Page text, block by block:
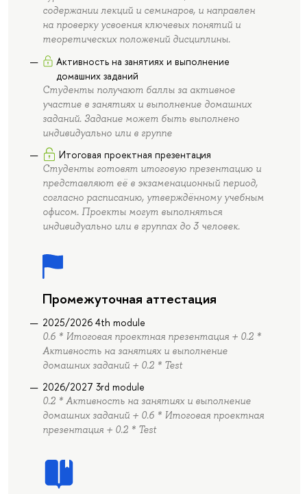
содержании лекций и семинаров, и направлен
на проверку усвоения ключевых понятий и
теоретических положений дисциплины.
Активность на занятиях и выполнение
домашних заданий
Студенты получают баллы за активное
участие в занятиях и выполнение домашних
заданий. Задание может быть выполнено
индивидуально или в группе
Итоговая проектная презентация
Студенты готовят итоговую презентацию и
представляют её в экзаменационный период,
согласно расписанию, утверждённому учебным
офисом. Проекты могут выполняться
индивидуально или в группах до 3 человек.
Промежуточная аттестация
2025/2026 4th module
0.6 * Итоговая проектная презентация + 0.2 *
Активность на занятиях и выполнение
домашних заданий + 0.2 * Test
2026/2027 3rd module
0.2 * Активность на занятиях и выполнение
домашних заданий + 0.6 * Итоговая проектная
презентация + 0.2 * Test